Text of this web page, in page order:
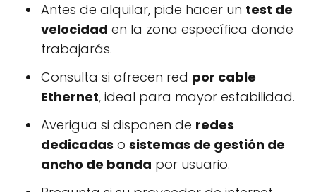
Antes de alquilar, pide hacer un test de
velocidad en la zona específica donde
trabajarás.
Consulta si ofrecen red por cable
Ethernet, ideal para mayor estabilidad.
Averigua si disponen de redes
dedicadas o sistemas de gestión de
ancho de banda por usuario.